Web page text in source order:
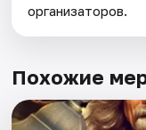
организаторов.
Похожие